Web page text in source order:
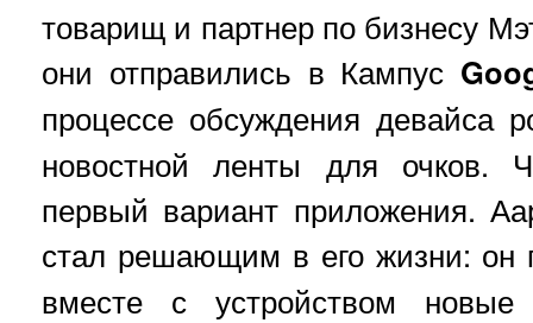
товарищ и партнер по бизнесу
они отправились в Кампус
процессе обсуждения девайса
новостной ленты для очков.
первый вариант приложения.
стал решающим в его жизни: он
вместе с устройством